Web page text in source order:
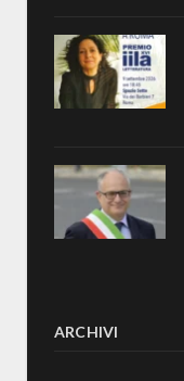
ARCHIVI